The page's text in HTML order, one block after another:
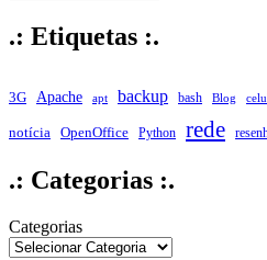
.: Etiquetas :.
3G Apache apt backup bash Blog
notícia OpenOffice Python rede
.: Categorias :.
Categorias